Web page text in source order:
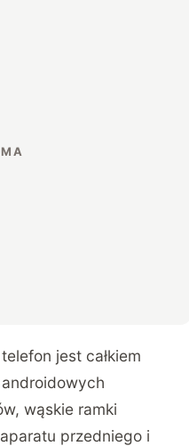
jest całkiem
wąskie ramki
przedniego i